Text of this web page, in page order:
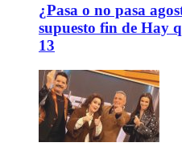
¿Pasa o no pasa
supuesto fin de Hay
13